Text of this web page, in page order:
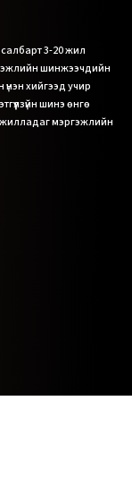
салбарт 3-20 жил
шинжээчдийн
хийгээд учир
шинэ өнгө
мэргэжлийн